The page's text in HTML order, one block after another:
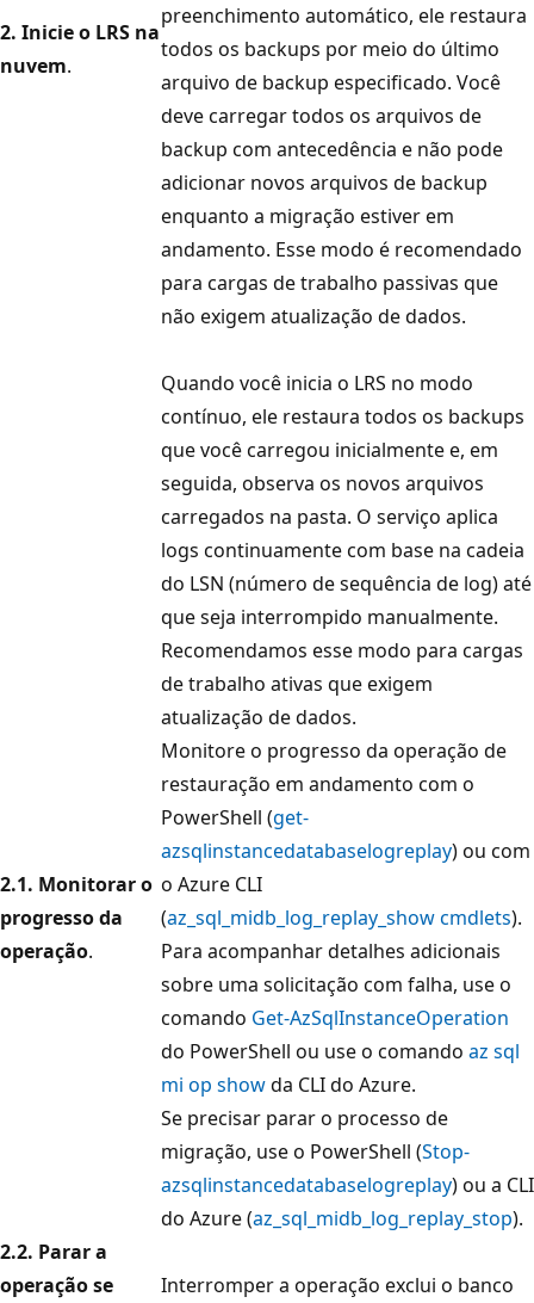
2. Inicie o LRS na
nuvem.
preenchimento automático, ele restaura
todos os backups por meio do último
arquivo de backup especificado. Você
deve carregar todos os arquivos de
backup com antecedência e não pode
adicionar novos arquivos de backup
enquanto a migração estiver em
andamento. Esse modo é recomendado
para cargas de trabalho passivas que
não exigem atualização de dados.
Quando você inicia o LRS no modo
contínuo, ele restaura todos os backups
que você carregou inicialmente e, em
seguida, observa os novos arquivos
carregados na pasta. O serviço aplica
logs continuamente com base na cadeia
do LSN (número de sequência de log) até
que seja interrompido manualmente.
Recomendamos esse modo para cargas
de trabalho ativas que exigem
atualização de dados.
2.1. Monitorar o
progresso da
operação.
Monitore o progresso da operação de
restauração em andamento com o
PowerShell (get-
azsqlinstancedatabaselogreplay) ou com
o Azure CLI
(az_sql_midb_log_replay_show cmdlets).
Para acompanhar detalhes adicionais
sobre uma solicitação com falha, use o
comando Get-AzSqlInstanceOperation
do PowerShell ou use o comando az sql
mi op showda CLI do Azure.
2.2. Parar a
operação se
Se precisar parar o processo de
migração, use o PowerShell (Stop-
azsqlinstancedatabaselogreplay) ou a CLI
do Azure (az_sql_midb_log_replay_stop).
Interromper a operação exclui o banco